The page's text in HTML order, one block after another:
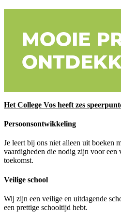
Het College Vos heeft zes
Persoonsontwikkeling
Je leert bij ons niet alleen uit boeken
vaardigheden die nodig zijn voor een
toekomst.
Veilige school
Wij zijn een veilige en uitdagende
een prettige schooltijd hebt.